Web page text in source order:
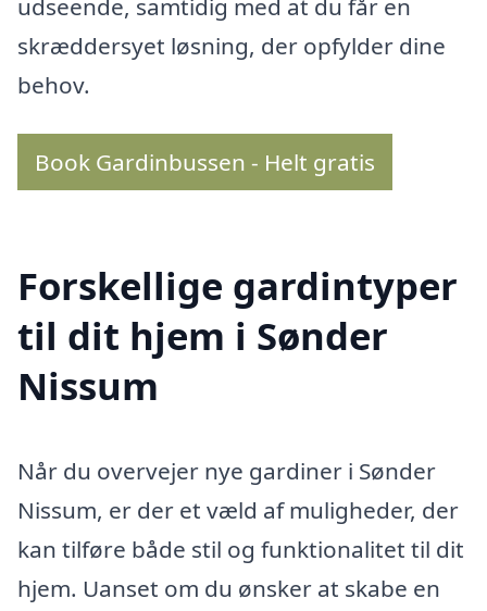
udseende, samtidig med at du får en
skræddersyet løsning, der opfylder dine
behov.
Book Gardinbussen - Helt gratis
Forskellige gardintyper
til dit hjem i Sønder
Nissum
Når du overvejer nye gardiner i Sønder
Nissum, er der et væld af muligheder, der
kan tilføre både stil og funktionalitet til dit
hjem. Uanset om du ønsker at skabe en